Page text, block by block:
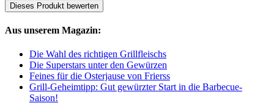
Dieses Produkt bewerten
Aus unserem Magazin:
Die Wahl des richtigen Grillfleischs
Die Superstars unter den Gewürzen
Feines für die Osterjause von Frierss
Grill-Geheimtipp: Gut gewürzter Start in die Barbecue-
Saison!